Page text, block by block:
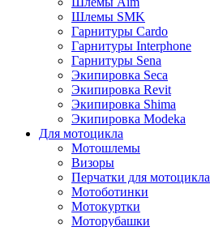
Шлемы SMK
Гарнитуры Cardo
Гарнитуры Interphone
Гарнитуры Sena
Экипировка Seca
Экипировка Revit
Экипировка Shima
Экипировка Modeka
Для мотоцикла
Мотошлемы
Визоры
Перчатки для мотоцикла
Мотоботинки
Мотокуртки
Моторубашки